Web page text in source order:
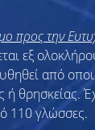
προς την
εξ
από
θρησκείας.
110 γλώσσες.